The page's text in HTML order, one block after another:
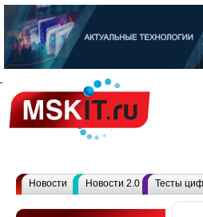
Новости Новости 2.0 Тесты